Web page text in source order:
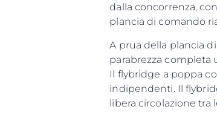
dalla concorrenza,
plancia di comando
A prua della plancia
parabrezza
Il flybridge a poppa
indipendenti. Il
libera circolazione tra